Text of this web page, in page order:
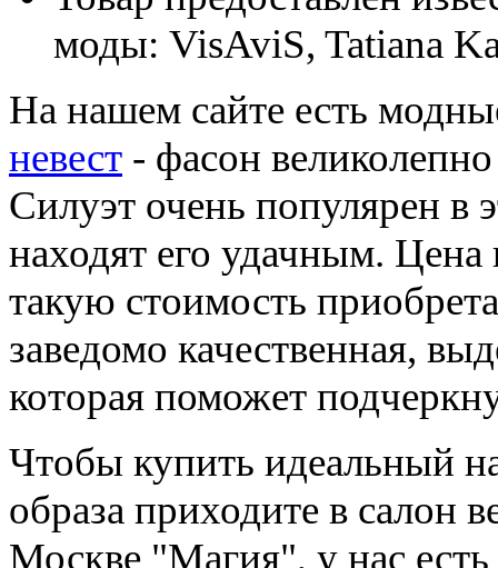
моды: VisAviS, Tatiana
На нашем сайте есть
невест - фасон
Силуэт очень популярен в
находят его удачным. Цена
такую стоимость
заведомо качественная,
которая поможет
Чтобы купить идеальный
образа приходите в салон
Москве "Магия", у нас